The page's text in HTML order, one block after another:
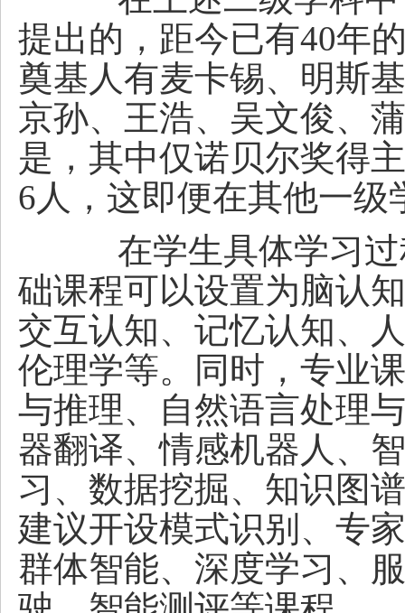
提出的，距今已有40年
奠基人有麦卡锡、明斯
京孙、王浩、吴文俊、
是，其中仅诺贝尔奖得
6人，这即便在其他一
在学生具体学习过
础课程可以设置为脑认
交互认知、记忆认知、
伦理学等。同时，专业
与推理、自然语言处理
器翻译、情感机器人、
习、数据挖掘、知识图
建议开设模式识别、专
群体智能、深度学习、